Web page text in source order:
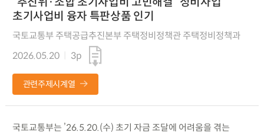
초기사업비 융자 특판상품 인기
국토교통부 주택공급추진본부 주택정비정책관 주택정비정책과
2026.05.20
3p
관련주제시계열
국토교통부는 ’26.5.20.(수) 초기 자금 조달에 어려움을 겪는